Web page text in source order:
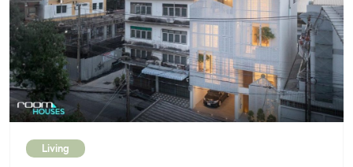
หลังนี้มีขนาดพื้นที่ภายในเพียง 7×7 เมตร แต่ด้วยฝีมือ
ออกแบบของ INchan Atelier ก็ทำให้บ้านหลังนี้ยังคงความ
ร่มรื่น และตอบการใช้งานของครอบครัวได้เป็นอย่างดี พื้นที่สี
เขียวที่เยียวยาได้ทุกสิ่ง จากประตูรั้วหน้าบ้าน เมื่อเดินผ่าน
พื้นที่จอดรถเปิดประตูเข้าสู่ภายใน สวนกลางบ้าน เป็นสิ่งแรกที่
มายังชั้นบนของบ้านนั้น พื้นที่สวนระเบียงอยู่ดันออกไปจนชิด
Living